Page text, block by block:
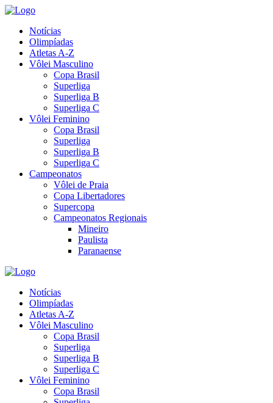
Notícias
Olimpíadas
Atletas A-Z
Vôlei Masculino
Copa Brasil
Superliga
Superliga B
Superliga C
Vôlei Feminino
Copa Brasil
Superliga
Superliga B
Superliga C
Campeonatos
Vôlei de Praia
Copa Libertadores
Supercopa
Campeonatos Regionais
Mineiro
Paulista
Paranaense
Notícias
Olimpíadas
Atletas A-Z
Vôlei Masculino
Copa Brasil
Superliga
Superliga B
Superliga C
Vôlei Feminino
Copa Brasil